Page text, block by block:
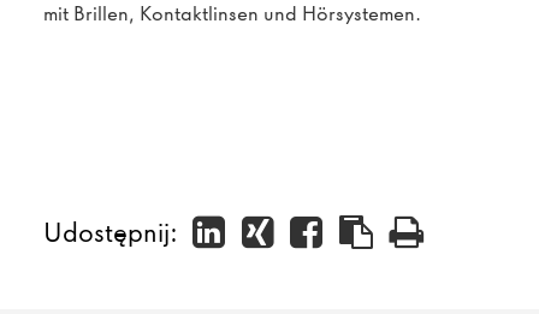
mit Brillen, Kontaktlinsen und Hörsystemen.
Udostępnij: